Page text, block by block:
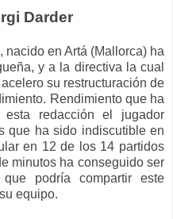
Darder
nacido en Artá (Mallorca) ha
y a la directiva la cual
su restructuración de
Rendimiento que ha
redacción el jugador
que ha sido indiscutible en
en 12 de los 14 partidos
minutos ha conseguido ser
podría compartir este
equipo.